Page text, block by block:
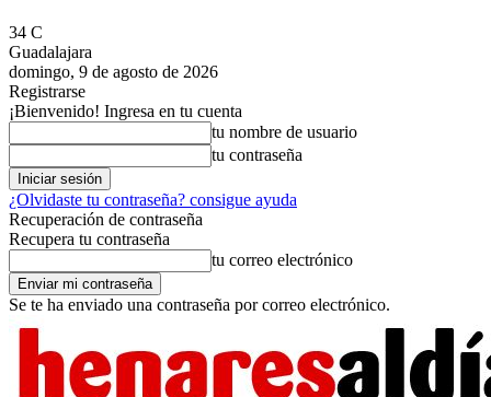
34 C
Guadalajara
domingo, 9 de agosto de 2026
Registrarse
¡Bienvenido! Ingresa en tu cuenta
tu nombre de usuario
tu contraseña
¿Olvidaste tu contraseña? consigue ayuda
Recuperación de contraseña
Recupera tu contraseña
tu correo electrónico
Se te ha enviado una contraseña por correo electrónico.